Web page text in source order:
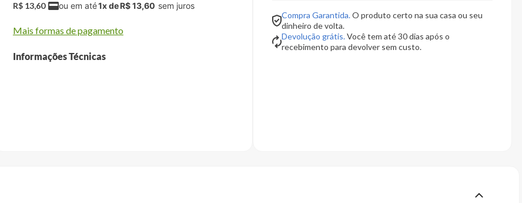
R$ 13,60 1x deR$13,60
Mais formas de pagamento
Informações Técnicas
Compra Garantida.O produto certo na sua casa ou seu
dinheiro de volta.
Devolução grátis.Você tem até 30 dias após o
recebimento para devolver sem custo.